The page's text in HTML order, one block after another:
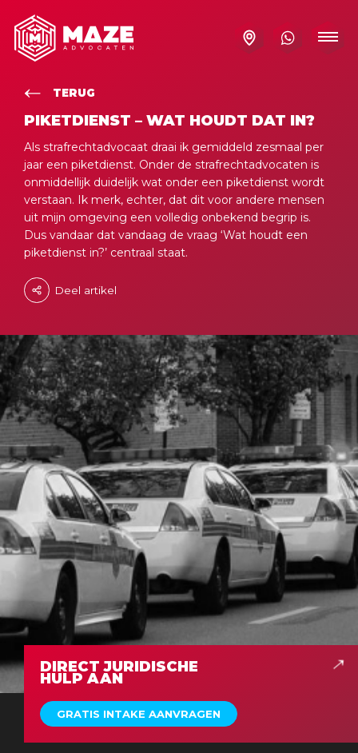
TERUG
PIKETDIENST – WAT HOUDT DAT IN?
Als strafrechtadvocaat draai ik gemiddeld zesmaal per
jaar een piketdienst. Onder de strafrechtadvocaten is
onmiddellijk duidelijk wat onder een piketdienst wordt
verstaan. Ik merk, echter, dat dit voor andere mensen
uit mijn omgeving een volledig onbekend begrip is.
Dus vandaar dat vandaag de vraag ‘Wat houdt een
piketdienst in?’ centraal staat.
Deel artikel
DIRECT JURIDISCHE
HULP AAN
GRATIS INTAKE AANVRAGEN